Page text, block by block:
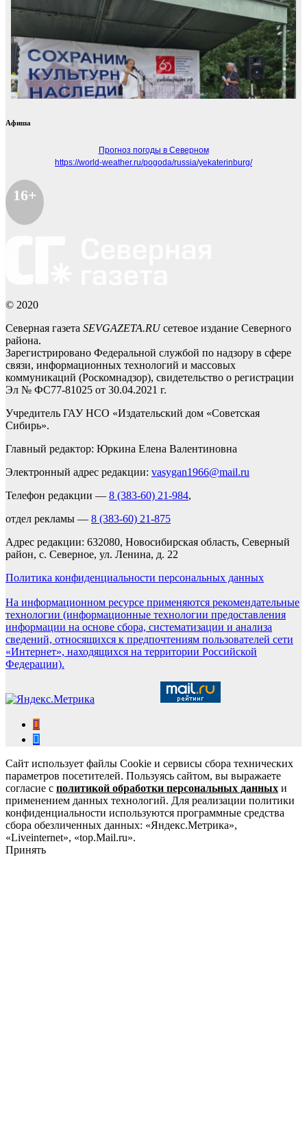
Афиша
Прогноз погоды в Северном
https://world-weather.ru/pogoda/russia/yekaterinburg/
16+
© 2020
Северная газета SEVGAZETA.RUсетевое издание Северного
района.
Зарегистрировано Федеральной службой по надзору в сфере
связи, информационных технологий и массовых
коммуникаций (Роскомнадзор), свидетельство о регистрации
Эл № ФС77-81025 от 30.04.2021 г.
Учредитель ГАУ НСО «Издательский дом «Советская
Сибирь».
Главный редактор: Юркина Елена Валентиновна
Электронный адрес редакции: vasygan1966@mail.ru
Телефон редакции — 8 (383-60) 21-984,
отдел рекламы — 8 (383-60) 21-875
Адрес редакции: 632080, Новосибирская область, Северный
район, с. Северное, ул. Ленина, д. 22
Политика конфиденциальности персональных данных
На информационном ресурсе применяются рекомендательные
технологии (информационные технологии предоставления
информации на основе сбора, систематизации и анализа
сведений, относящихся к предпочтениям пользователей сети
«Интернет», находящихся на территории Российской
Федерации).
Сайт использует файлы Cookie и сервисы сбора технических
параметров посетителей. Пользуясь сайтом, вы выражаете
согласие с политикой обработки персональных данных и
применением данных технологий. Для реализации политики
конфиденциальности используются программные средства
сбора обезличенных данных: «Яндекс.Метрика»,
«Liveinternet», «top.Mail.ru».
Принять